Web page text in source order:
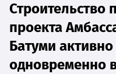
Строительство
проекта
Батуми
одновременно